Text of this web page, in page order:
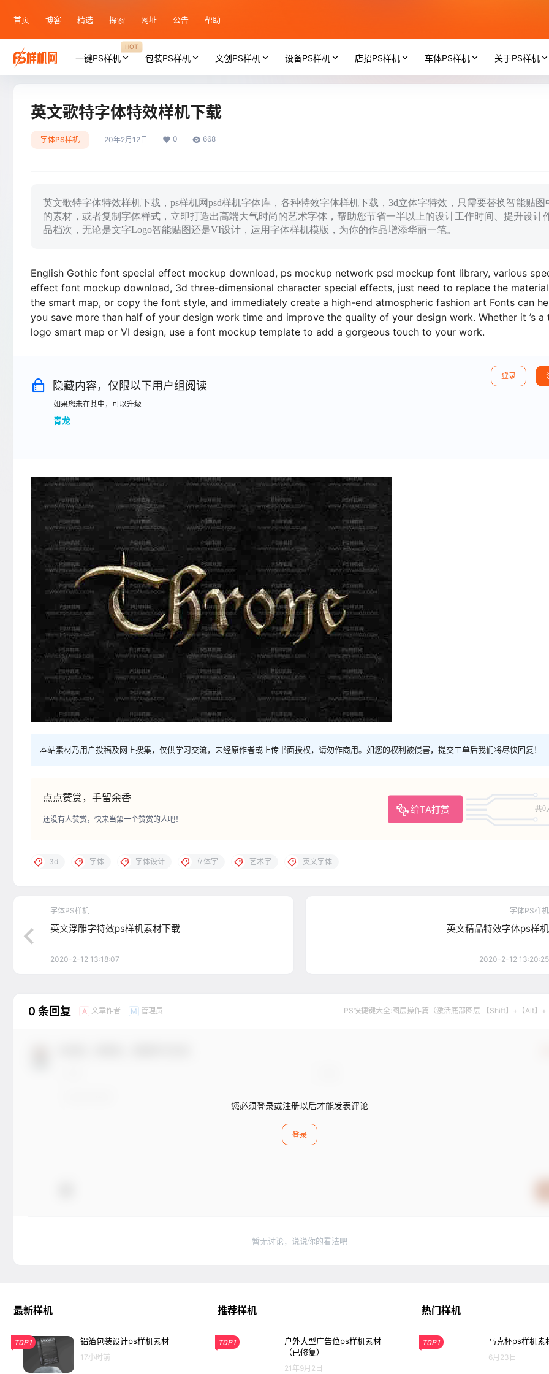
首页 博客 精选 探索 网址 公告 帮助
一键PS样机
HOT
包装PS样机 文创PS样机 设备PS样机 店招PS样机 车体PS样机 关于PS样机
英文歌特字体特效样机下载
字体PS样机 20年2月12日 0 668
英文歌特字体特效样机下载，ps样机网psd样机字体库，各种特效字体样机下载，3d立体字特效，只需要替换智能贴图
的素材，或者复制字体样式，立即打造出高端大气时尚的艺术字体，帮助您节省一半以上的设计工作时间、提升设计
品档次，无论是文字Logo智能贴图还是VI设计，运用字体样机模版，为你的作品增添华丽一笔。
English Gothic font special effect mockup download, ps mockup network psd mockup font library, various
effect font mockup download, 3d three-dimensional character special effects, just need to replace the
the smart map, or copy the font style, and immediately create a high-end atmospheric fashion art Fonts can
you save more than half of your design work time and improve the quality of your design work. Whether it ’s a
logo smart map or VI design, use a font mockup template to add a gorgeous touch to your work.
隐藏内容，仅限以下用户组阅读
如果您未在其中，可以升级
青龙
登录
本站素材乃用户投稿及网上搜集，仅供学习交流，未经原作者或上传书面授权，请勿作商用。如您的权利被侵害，提交工单后我们将尽快回复！
点点赞赏，手留余香
给TA打赏 共0
还没有人赞赏，快来当第一个赞赏的人吧！
3d 字体 字体设计 立体字 艺术字 英文字体
字体PS样机
英文浮雕字特效ps样机素材下载
2020-2-12 13:18:07
字体PS样机
英文精品特效字体ps样机
2020-2-12 13:20:25
0 条回复 A 文章作者 M 管理员 PS快捷键大全:图层操作篇（激活底部图层 【Shift】+【Alt】+
您必须登录或注册以后才能发表评论
登录
暂无讨论，说说你的看法吧
最新样机
TOP1 铝箔包装设计ps样机素材
17小时前
推荐样机
TOP1
户外大型广告位ps样机素材
（已修复）
21年9月2日
热门样机
TOP1 马克杯ps样机素
6月23日